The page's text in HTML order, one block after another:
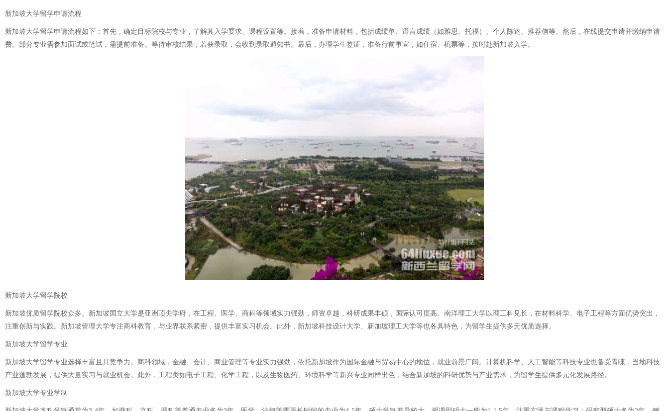
新加坡大学留学申请流程
新加坡大学留学申请流程如下：首先，确定目标院校与专业，了解其入学要求、课程设置等。接着，准备申请材料，包括成绩单、语言成绩（如雅思、托福）、个人陈述、推荐信等。然后，在线提交申请并缴纳申请
费。部分专业需参加面试或笔试，需提前准备。等待审核结果，若获录取，会收到录取通知书。最后，办理学生签证，准备行前事宜，如住宿、机票等，按时赴新加坡入学。
新加坡大学留学院校
新加坡优质留学院校众多。新加坡国立大学是亚洲顶尖学府，在工程、医学、商科等领域实力强劲，师资卓越，科研成果丰硕，国际认可度高。南洋理工大学以理工科见长，在材料科学、电子工程等方面优势突出，
注重创新与实践。新加坡管理大学专注商科教育，与业界联系紧密，提供丰富实习机会。此外，新加坡科技设计大学、新加坡理工大学等也各具特色，为留学生提供多元优质选择。
新加坡大学留学专业
新加坡大学留学专业选择丰富且具竞争力。商科领域，金融、会计、商业管理等专业实力强劲，依托新加坡作为国际金融与贸易中心的地位，就业前景广阔。计算机科学、人工智能等科技专业也备受青睐，当地科技
产业蓬勃发展，提供大量实习与就业机会。此外，工程类如电子工程、化学工程，以及生物医药、环境科学等新兴专业同样出色，结合新加坡的科研优势与产业需求，为留学生提供多元化发展路径。
新加坡大学专业学制